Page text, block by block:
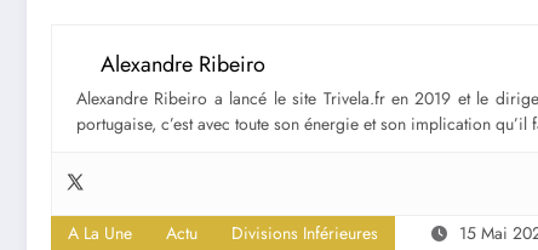
Alexandre Ribeiro
Alexandre Ribeiro a lancé le site Trivela.fr en 2019 et le
portugaise, c’est avec toute son énergie et son implication
A La Une Actu Divisions Inférieures 15 Mai